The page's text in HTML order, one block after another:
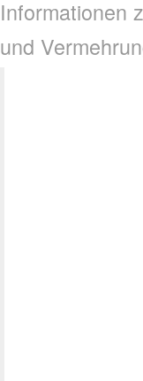
Informationen
und